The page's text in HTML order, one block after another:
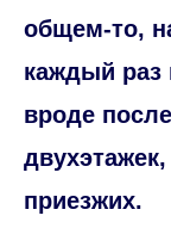
общем-то,
каждый раз
вроде
приезжих.